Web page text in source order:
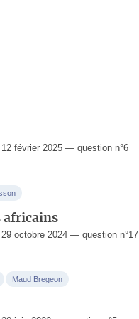
février 2025 — question n°6
africains
octobre 2024 — question n°17
Maud Bregeon